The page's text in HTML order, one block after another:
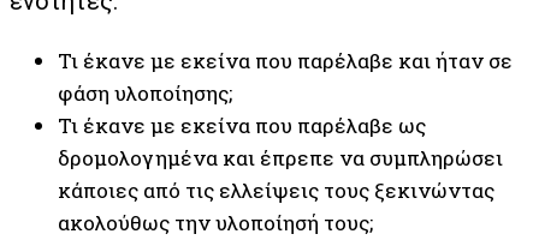
Τι έκανε με εκείνα που παρέλαβε και ήταν σε
φάση υλοποίησης;
Τι έκανε με εκείνα που παρέλαβε ως
δρομολογημένα και έπρεπε να συμπληρώσει
κάποιες από τις ελλείψεις τους ξεκινώντας
ακολούθως την υλοποίησή τους;